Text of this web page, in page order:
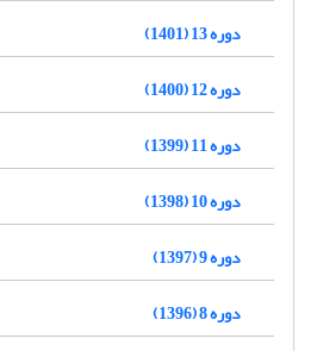
دوره 13 (1401)
دوره 12 (1400)
دوره 11 (1399)
دوره 10 (1398)
دوره 9 (1397)
دوره 8 (1396)